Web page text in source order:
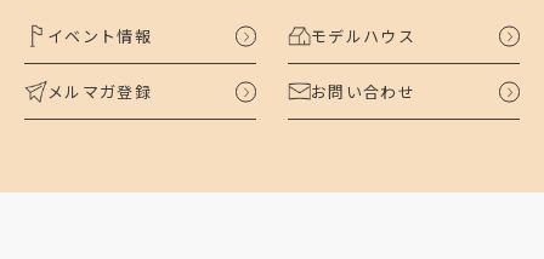
イベント情報 モデルハウス
メルマガ登録 お問い合わせ